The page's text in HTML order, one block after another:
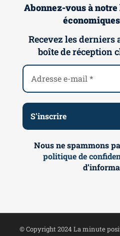
Abonnez-vous à
Recevez les
boîte de réception
Nous ne spammons
politique de
© Copyright 2024 La minute